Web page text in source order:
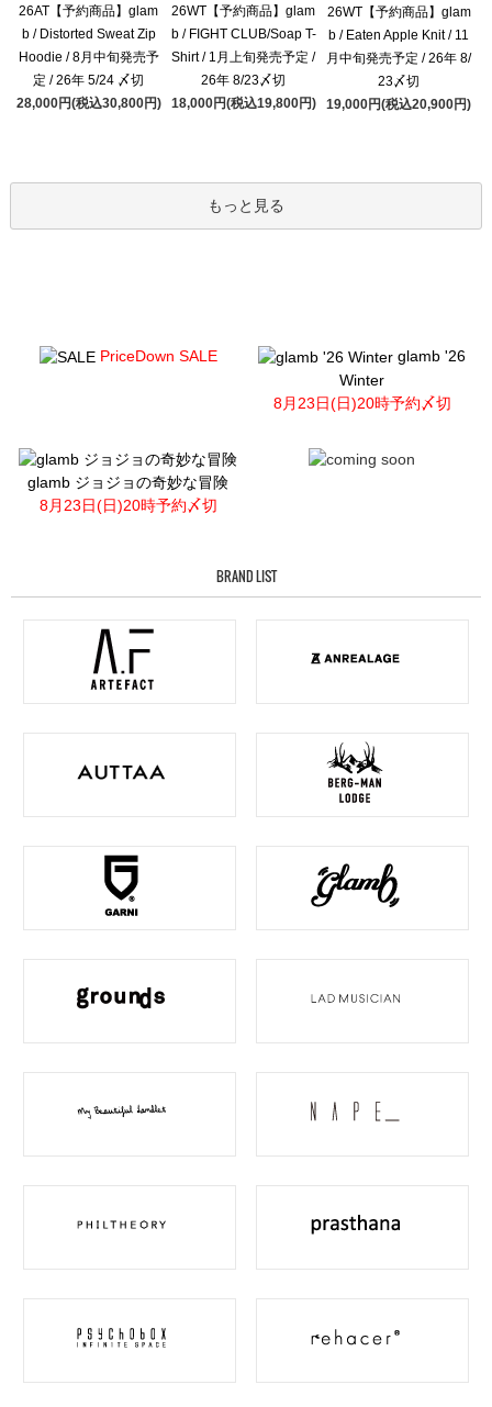
26AT【予約商品】glam
b / Distorted Sweat Zip
Hoodie / 8月中旬発売予
定 / 26年 5/24 〆切
28,000円(税込30,800円)
26WT【予約商品】glam
b / FIGHT CLUB/Soap T-
Shirt / 1月上旬発売予定 /
26年 8/23〆切
18,000円(税込19,800円)
26WT【予約商品】glam
b / Eaten Apple Knit / 11
月中旬発売予定 / 26年 8/
23〆切
19,000円(税込20,900円)
もっと見る
PriceDown SALE
glamb '26
Winter
8月23日(日)20時予約〆切
glamb ジョジョの奇妙な冒険
8月23日(日)20時予約〆切
BRAND LIST